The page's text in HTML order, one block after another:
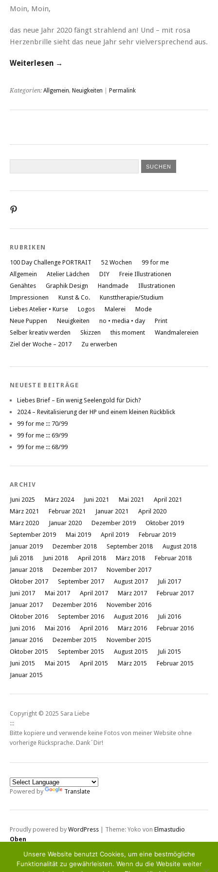
Moin, Moin,
das neue Jahr 2020 fängt strahlend an! Und – mit rosa
Herzenbrille sieht das neue Jahr sehr vielversprechend aus.
Weiterlesen →
Kategorien: Allgemein, Neuigkeiten Permalink
anzeigen
RUBRIKEN
100 Day Challenge PORTRAIT 52 Wochen
99 for me
Allgemein
Atelier Lädchen DIY
Freie Illustrationen
Genähtes
Graphik Design Handmade
Illustrationen
Impressionen
Kunst & Co.
Kunsttherapie/Studium
Liebes Atelier • Kurse
Logos Malerei
Mode
Neue Puppen
Neuigkeiten no • media • day
Print
Selber kreativ werden
Skizzen this moment
Wandmalereien
Ziel der Woche – 2017
Zu erwerben
NEUESTE BEITRÄGE
Liebes Brief – Ein wenig Seelengold für Dich?
2024 – Revitalisierung der HP und einem kleinen Rückblick
99 for me ::: 70/99
99 for me ::: 69/99
99 for me ::: 68/99
ARCHIV
Juni 2025 März 2024 Juni 2021 Mai 2021
April 2021
März 2021
Februar 2021 Januar 2021
April 2020
März 2020
Januar 2020 Dezember 2019
Oktober 2019
September 2019
Mai 2019 April 2019
Februar 2019
Januar 2019
Dezember 2018 September 2018
August 2018
Juli 2018
Juni 2018 April 2018 März 2018
Februar 2018
Januar 2018
Dezember 2017
November 2017
Oktober 2017
September 2017 August 2017
Juli 2017
Juni 2017
Mai 2017 April 2017 März 2017
Februar 2017
Januar 2017
Dezember 2016
November 2016
Oktober 2016
September 2016 August 2016
Juli 2016
Juni 2016
Mai 2016 April 2016 März 2016
Februar 2016
Januar 2016
Dezember 2015
November 2015
Oktober 2015
September 2015 August 2015
Juli 2015
Juni 2015
Mai 2015 April 2015 März 2015
Februar 2015
Januar 2015
Copyright © 2025 Sara Liebe
:::
Bitte kopiere und verwende keine Fotos von meiner Website ohne
vorherige Rücksprache. Dank´Dir!
Powered by Translate
Proudly powered by WordPress | Theme: Yoko von Elmastudio
Oben
Unsere Website benutzt Cookies, um eine bestmögliche
Funktionalität zu gewährleisten. Wenn du die Website weiter